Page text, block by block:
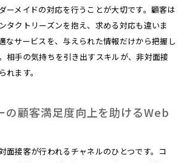
ーメイドの対応を行うことが大切です。顧客は
タクトリーズンを抱え、求める対応も違いま
なサービスを、与えられた情報だけから把握し
相手の気持ちを引き出すスキルが、非対面接
ます。
の顧客満足度向上を助けるWeb
面接客が行われるチャネルのひとつです。コ